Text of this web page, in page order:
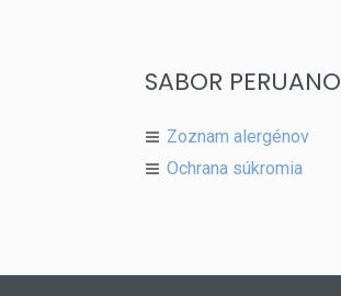
SABOR PERUANO
Zoznam alergénov
Ochrana súkromia